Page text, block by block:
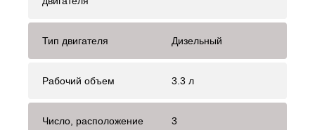
Тип двигателя Дизельный
Рабочий объем 3.3 л
Число, расположение
3